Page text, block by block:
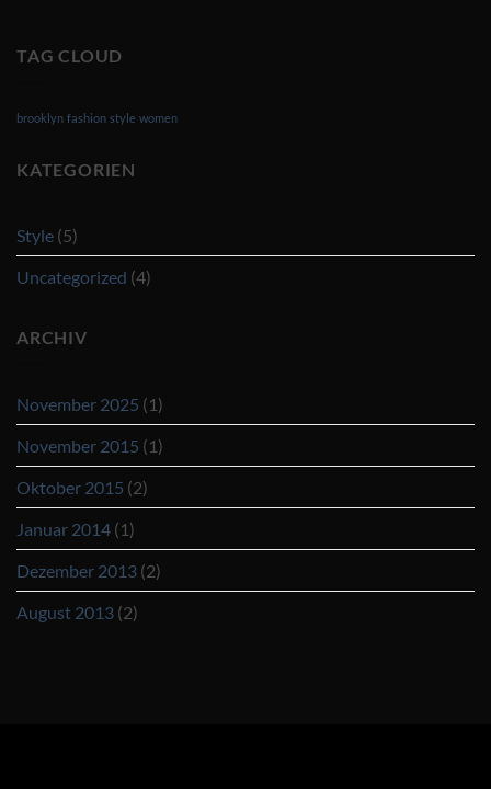
TAG CLOUD
brooklyn fashion style women
KATEGORIEN
Style (5)
Uncategorized (4)
ARCHIV
November 2025 (1)
November 2015 (1)
Oktober 2015 (2)
Januar 2014 (1)
Dezember 2013 (2)
August 2013 (2)